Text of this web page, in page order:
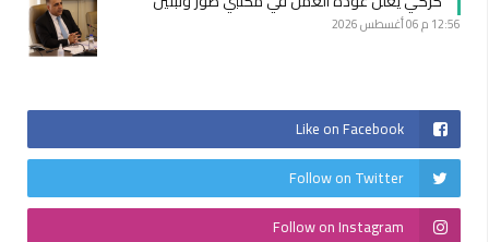
12:56 م 06 أغسطس 2026
Like on Facebook
Follow on Twitter
Follow on Instagram